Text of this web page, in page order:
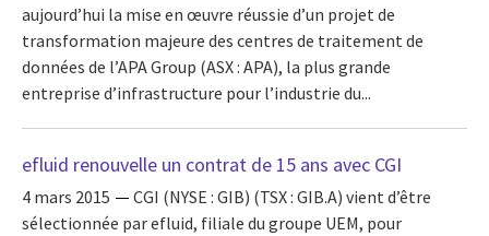
aujourd’hui la mise en œuvre réussie d’un projet de
transformation majeure des centres de traitement de
données de l’APA Group (ASX : APA), la plus grande
entreprise d’infrastructure pour l’industrie du...
efluid renouvelle un contrat de 15 ans avec CGI
4 mars 2015
CGI (NYSE : GIB) (TSX : GIB.A) vient d’être
sélectionnée par efluid, filiale du groupe UEM, pour